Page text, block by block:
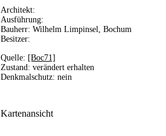
Architekt:
Ausführung:
Bauherr: Wilhelm Limpinsel, Bochum
Besitzer:
Quelle: [Boc71]
Zustand: verändert erhalten
Denkmalschutz: nein
Kartenansicht